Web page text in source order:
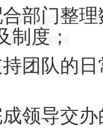
部门整
制度；
团队的
领导交